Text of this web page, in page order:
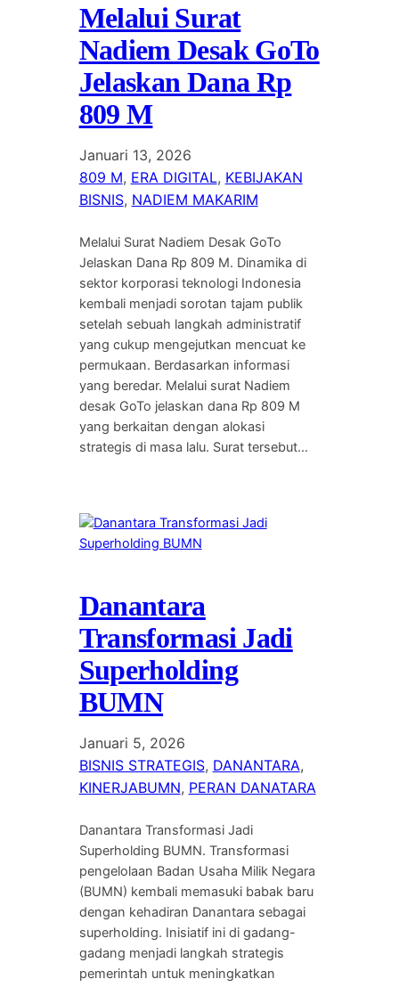
Melalui Surat
Nadiem Desak GoTo
Jelaskan Dana Rp
809 M
Januari 13, 2026
809 M, ERA DIGITAL, KEBIJAKAN
BISNIS, NADIEM MAKARIM
Melalui Surat Nadiem Desak GoTo
Jelaskan Dana Rp 809 M. Dinamika di
sektor korporasi teknologi Indonesia
kembali menjadi sorotan tajam publik
setelah sebuah langkah administratif
yang cukup mengejutkan mencuat ke
permukaan. Berdasarkan informasi
yang beredar. Melalui surat Nadiem
desak GoTo jelaskan dana Rp 809 M
yang berkaitan dengan alokasi
strategis di masa lalu. Surat tersebut…
Danantara
Transformasi Jadi
Superholding
BUMN
Januari 5, 2026
BISNIS STRATEGIS, DANANTARA
KINERJABUMN, PERAN DANATARA
Danantara Transformasi Jadi
Superholding BUMN. Transformasi
pengelolaan Badan Usaha Milik Negara
(BUMN) kembali memasuki babak baru
dengan kehadiran Danantara sebagai
superholding. Inisiatif ini di gadang-
gadang menjadi langkah strategis
pemerintah untuk meningkatkan